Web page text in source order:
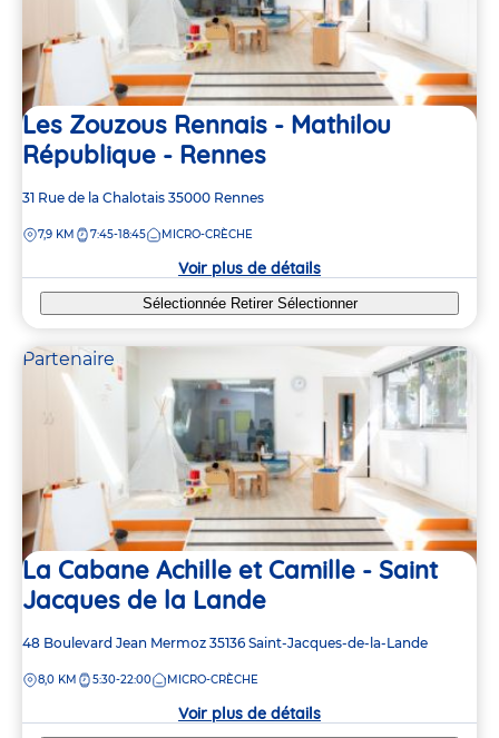
Les Zouzous Rennais - Mathilou
République - Rennes
Adresse
la
31 Rue de la Chalotais 35000 Rennes
DISTANCE
7,9 KM 7:45-18:45 MICRO-CRÈCHE
Voir plus de détails
Sélectionnée Retirer Sélectionner
Partenaire
La Cabane Achille et Camille - Saint
Jacques de la Lande
Adresse
la
48 Boulevard Jean Mermoz 35136 Saint-Jacques-de-la-Lande
DISTANCE
8,0 KM 5:30-22:00 MICRO-CRÈCHE
Voir plus de détails